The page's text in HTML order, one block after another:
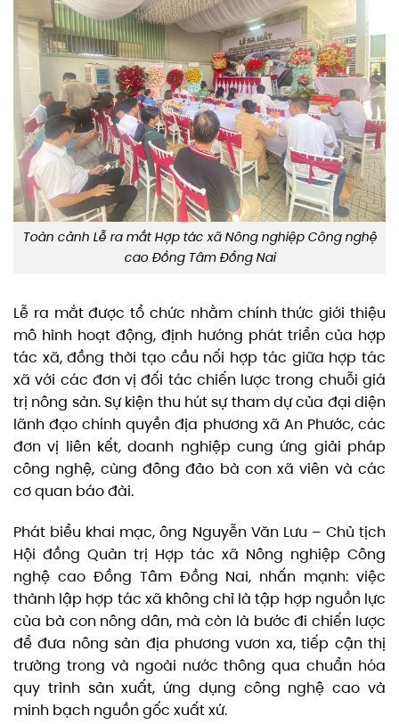
Toàn cảnh Lễ ra mắt Hợp tác xã Nông nghiệp Công nghệ
cao Đồng Tâm Đồng Nai
Lễ ra mắt được tổ chức nhằm chính thức giới thiệu
mô hình hoạt động, định hướng phát triển của hợp
tác xã, đồng thời tạo cầu nối hợp tác giữa hợp tác
xã với các đơn vị đối tác chiến lược trong chuỗi giá
trị nông sản. Sự kiện thu hút sự tham dự của đại diện
lãnh đạo chính quyền địa phương xã An Phước, các
đơn vị liên kết, doanh nghiệp cung ứng giải pháp
công nghệ, cùng đông đảo bà con xã viên và các
cơ quan báo đài.
Phát biểu khai mạc, ông Nguyễn Văn Lưu – Chủ tịch
Hội đồng Quản trị Hợp tác xã Nông nghiệp Công
nghệ cao Đồng Tâm Đồng Nai, nhấn mạnh: việc
thành lập hợp tác xã không chỉ là tập hợp nguồn lực
của bà con nông dân, mà còn là bước đi chiến lược
để đưa nông sản địa phương vươn xa, tiếp cận thị
trường trong và ngoài nước thông qua chuẩn hóa
quy trình sản xuất, ứng dụng công nghệ cao và
minh bạch nguồn gốc xuất xứ.